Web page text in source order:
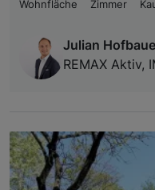
Wohnfläche
Zimmer
Julian
REMAX Aktiv,